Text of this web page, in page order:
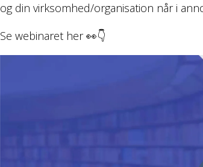
og din virksomhed/organisation når i
Se webinaret her👀👇